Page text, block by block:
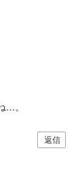
…。
返信